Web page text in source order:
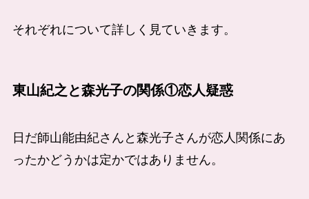
それぞれについて詳しく見ていきます。
東山紀之と森光子の関係①恋人疑惑
日だ師山能由紀さんと森光子さんが恋人関係にあ
ったかどうかは定かではありません。